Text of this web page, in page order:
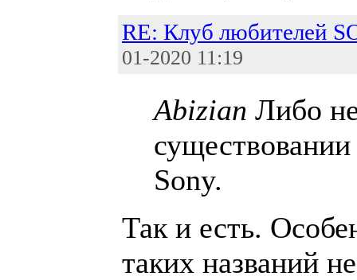
RE: Клуб любителей
01-2020 11:19
Abizian Либо
существовании
Sony.
Так и есть.
таких названий